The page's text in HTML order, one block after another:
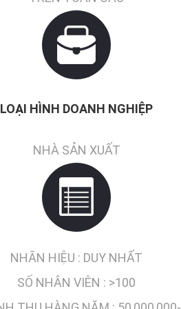
LOẠI HÌNH DOANH NGHIỆP
NHÀ SẢN XUẤT
NHÃN HIỆU : DUY NHẤT
SỐ NHÂN VIÊN : >100